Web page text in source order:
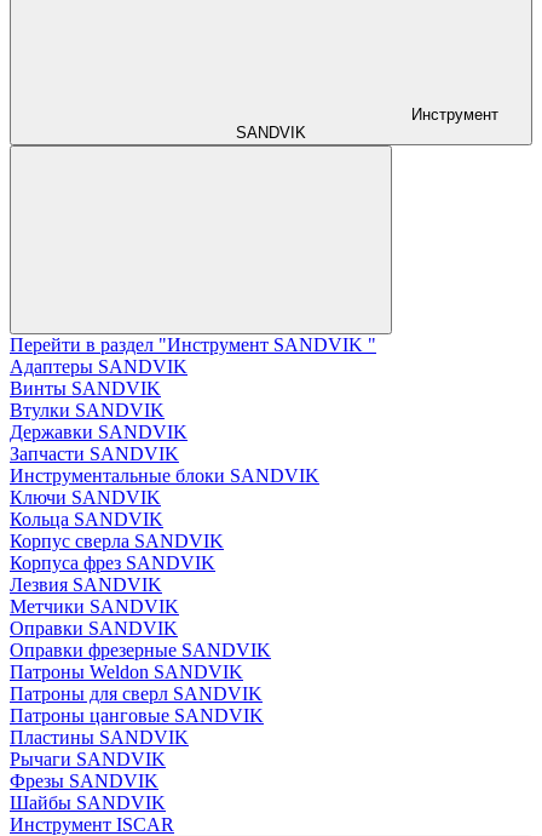
Инструмент
SANDVIK
Перейти в раздел "Инструмент SANDVIK "
Адаптеры SANDVIK
Винты SANDVIK
Втулки SANDVIK
Державки SANDVIK
Запчасти SANDVIK
Инструментальные блоки SANDVIK
Ключи SANDVIK
Кольца SANDVIK
Корпус сверла SANDVIK
Корпуса фрез SANDVIK
Лезвия SANDVIK
Метчики SANDVIK
Оправки SANDVIK
Оправки фрезерные SANDVIK
Патроны Weldon SANDVIK
Патроны для сверл SANDVIK
Патроны цанговые SANDVIK
Пластины SANDVIK
Рычаги SANDVIK
Фрезы SANDVIK
Шайбы SANDVIK
Инструмент ISCAR